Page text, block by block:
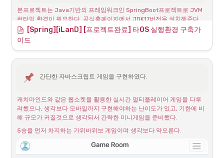
본프로젝트는 Java기반의 프레임워크인 SpringBoot프로젝트로 JVM
런타임 환경이 필요하다. 공식홈페이지에서 JDK17버전을 설치해준다.
Subscribe to Java SE and get
the most comprehensive
24/7 global access to the
experts.
해서 설치 상태를 확인하는 것이 좋다.
[Spring][iLanD] [프로젝트완료] 타OS 실행환경 구축가
이드
간단한 자바스크립트 게임을 구현하였다.
캐치마인드와 같은 웹소켓을 활용한 실시간 멀티플레이어 게임을 다루
려했으나, 생각보다 모바일까지 구현해야하는 난이도가 있고, 기한에 비
해 규모가 커질것으로 생각되서 간략한 미니게임을 준비했다.
5승을 먼저 차지하는 가위바위보 게임이며 생각보다 약오른다.